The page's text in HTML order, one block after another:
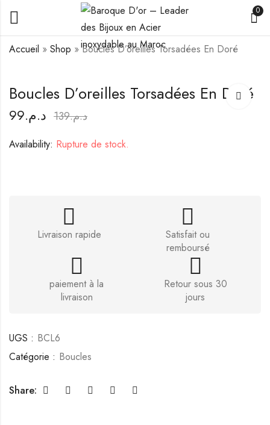
0
Accueil » Shop »Boucles D’oreilles Torsadées En Doré
Ensemble Dorés Éclat
Urbain
Boucles d’oreilles
goutte bombée
Boucles D’oreilles Torsadées En Doré
د.م.99 د.م.139
Availability: Rupture de stock.
Livraison rapide
Satisfait ou
remboursé
paiement à la
livraison
Retour sous 30
jours
UGS : BCL6
Catégorie : Boucles
Share: